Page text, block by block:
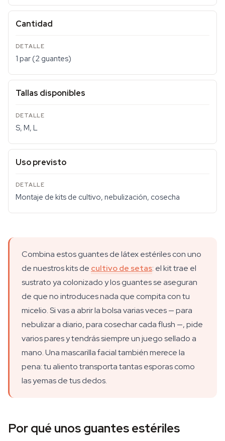
Cantidad
1 par (2 guantes)
Tallas disponibles
S, M, L
Uso previsto
Montaje de kits de cultivo, nebulización, cosecha
Combina estos guantes de látex estériles con uno
de nuestros kits de cultivo de setas: el kit trae el
sustrato ya colonizado y los guantes se aseguran
de que no introduces nada que compita con tu
micelio. Si vas a abrir la bolsa varias veces — para
nebulizar a diario, para cosechar cada flush —, pide
varios pares y tendrás siempre un juego sellado a
mano. Una mascarilla facial también merece la
pena: tu aliento transporta tantas esporas como
las yemas de tus dedos.
Por qué unos guantes estériles